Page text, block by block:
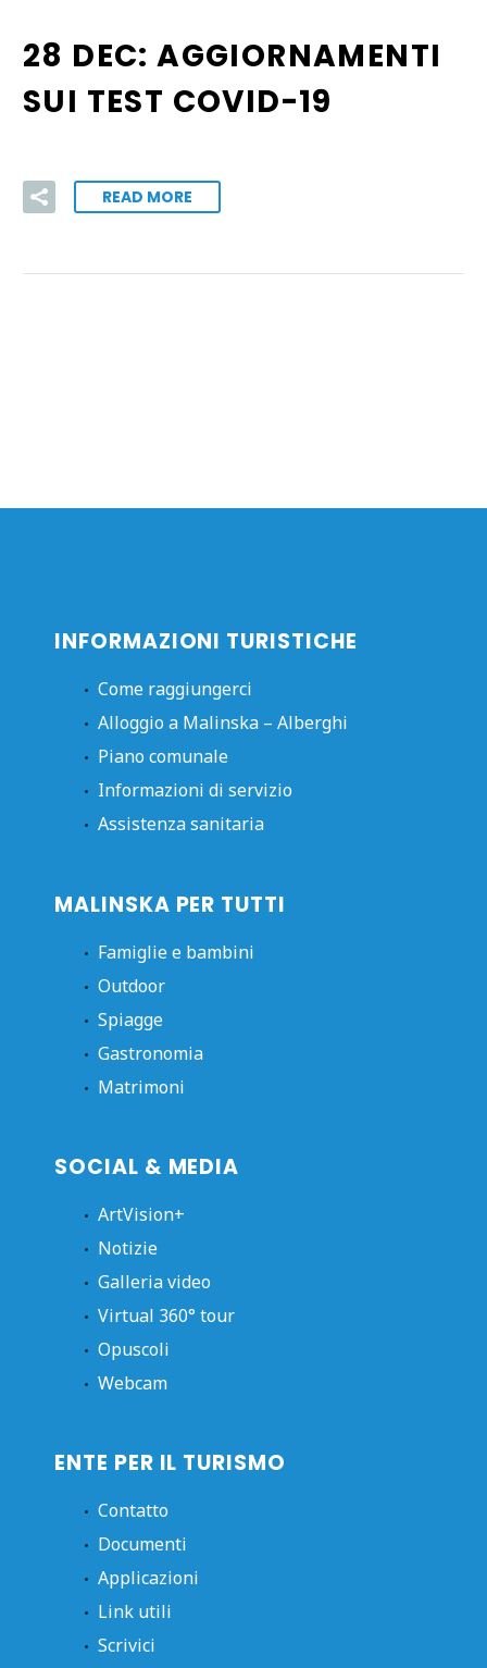
28 DEC:AGGIORNAMENTI
SUI TEST COVID-19
READ MORE
INFORMAZIONI TURISTICHE
Come raggiungerci
Alloggio a Malinska – Alberghi
Piano comunale
Informazioni di servizio
Assistenza sanitaria
MALINSKA PER TUTTI
Famiglie e bambini
Outdoor
Spiagge
Gastronomia
Matrimoni
SOCIAL & MEDIA
ArtVision+
Notizie
Galleria video
Virtual 360° tour
Opuscoli
Webcam
ENTE PER IL TURISMO
Contatto
Documenti
Applicazioni
Link utili
Scrivici